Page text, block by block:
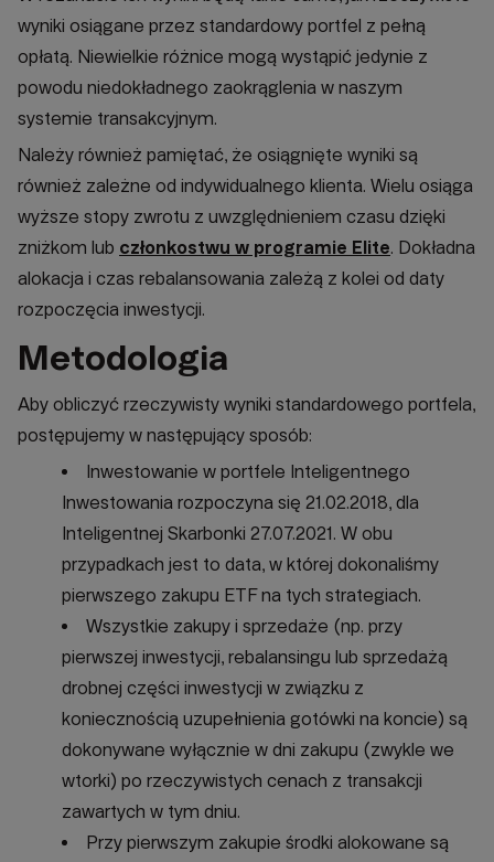
wyniki osiągane przez standardowy portfel z pełną
opłatą. Niewielkie różnice mogą wystąpić jedynie z
powodu niedokładnego zaokrąglenia w naszym
systemie transakcyjnym.
Należy również pamiętać, że osiągnięte wyniki są
również zależne od indywidualnego klienta. Wielu osiąga
wyższe stopy zwrotu z uwzględnieniem czasu dzięki
zniżkom lub członkostwu w programie Elite. Dokładna
alokacja i czas rebalansowania zależą z kolei od daty
rozpoczęcia inwestycji.
Metodologia
Aby obliczyć rzeczywisty wyniki standardowego portfela,
postępujemy w następujący sposób:
Inwestowanie w portfele Inteligentnego
Inwestowania rozpoczyna się 21.02.2018, dla
Inteligentnej Skarbonki 27.07.2021. W obu
przypadkach jest to data, w której dokonaliśmy
pierwszego zakupu ETF na tych strategiach.
Wszystkie zakupy i sprzedaże (np. przy
pierwszej inwestycji, rebalansingu lub sprzedażą
drobnej części inwestycji w związku z
koniecznością uzupełnienia gotówki na koncie) są
dokonywane wyłącznie w dni zakupu (zwykle we
wtorki) po rzeczywistych cenach z transakcji
zawartych w tym dniu.
Przy pierwszym zakupie środki alokowane są